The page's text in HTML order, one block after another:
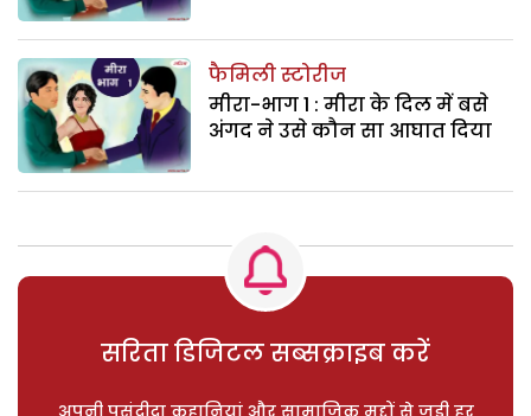
फैमिली स्टोरीज
मीरा-भाग 1 : मीरा के दिल में बसे
अंगद ने उसे कौन सा आघात दिया
सरिता डिजिटल सब्सक्राइब करें